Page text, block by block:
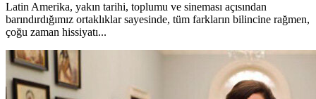
Latin Amerika, yakın tarihi, toplumu ve sineması açısından
barındırdığımız ortaklıklar sayesinde, tüm farkların bilincine rağmen,
çoğu zaman hissiyatı...